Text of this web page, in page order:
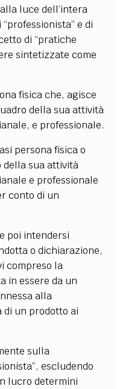
luce dell’intera
e di
di “pratiche
sintetizzate come
fisica che, agisce
della sua attività
e professionale.
persona fisica o
della sua attività
e professionale
conto di un
poi intendersi
o dichiarazione,
compreso la
in essere da un
alla
di un prodotto ai
sulla
escludendo
lucro determini